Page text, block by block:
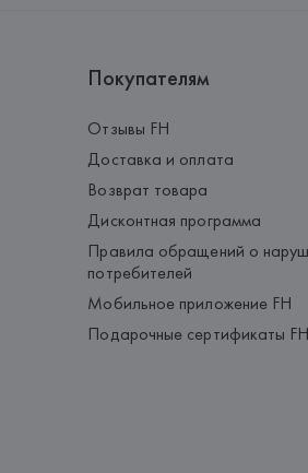
Покупателям
Отзывы FH
Доставка и оплата
Возврат товара
Дисконтная программа
Правила обращений о
потребителей
Мобильное приложение FH
Подарочные сертификаты FH